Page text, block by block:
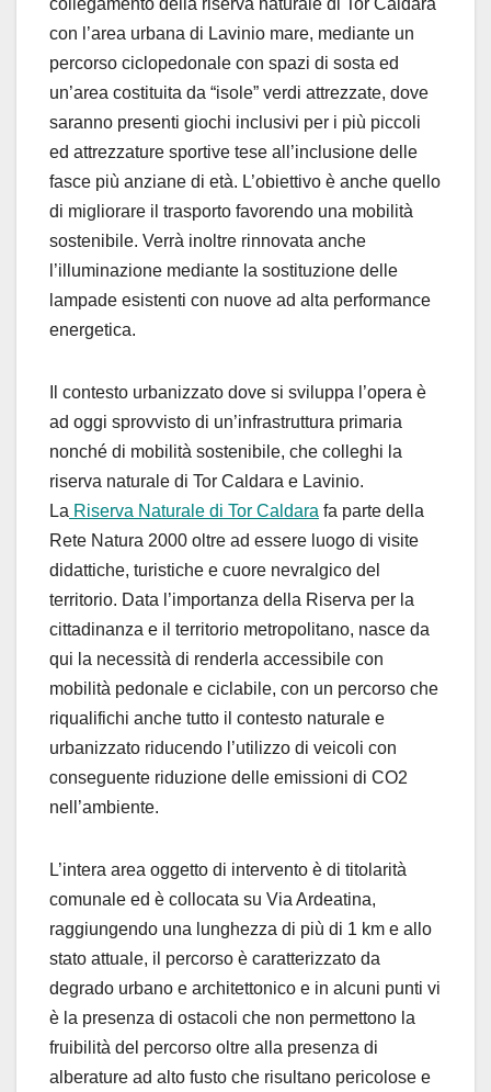
collegamento della riserva naturale di Tor Caldara
con l’area urbana di Lavinio mare, mediante un
percorso ciclopedonale con spazi di sosta ed
un’area costituita da “isole” verdi attrezzate, dove
saranno presenti giochi inclusivi per i più piccoli
ed attrezzature sportive tese all’inclusione delle
fasce più anziane di età. L’obiettivo è anche quello
di migliorare il trasporto favorendo una mobilità
sostenibile. Verrà inoltre rinnovata anche
l’illuminazione mediante la sostituzione delle
lampade esistenti con nuove ad alta performance
energetica.
Il contesto urbanizzato dove si sviluppa l’opera è
ad oggi sprovvisto di un’infrastruttura primaria
nonché di mobilità sostenibile, che colleghi la
riserva naturale di Tor Caldara e Lavinio.
La Riserva Naturale di Tor Caldara fa parte della
Rete Natura 2000 oltre ad essere luogo di visite
didattiche, turistiche e cuore nevralgico del
territorio. Data l’importanza della Riserva per la
cittadinanza e il territorio metropolitano, nasce da
qui la necessità di renderla accessibile con
mobilità pedonale e ciclabile, con un percorso che
riqualifichi anche tutto il contesto naturale e
urbanizzato riducendo l’utilizzo di veicoli con
conseguente riduzione delle emissioni di CO2
nell’ambiente.
L’intera area oggetto di intervento è di titolarità
comunale ed è collocata su Via Ardeatina,
raggiungendo una lunghezza di più di 1 km e allo
stato attuale, il percorso è caratterizzato da
degrado urbano e architettonico e in alcuni punti vi
è la presenza di ostacoli che non permettono la
fruibilità del percorso oltre alla presenza di
alberature ad alto fusto che risultano pericolose e